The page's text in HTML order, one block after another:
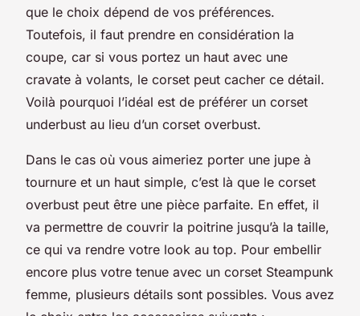
que le choix dépend de vos préférences.
Toutefois, il faut prendre en considération la
coupe, car si vous portez un haut avec une
cravate à volants, le corset peut cacher ce détail.
Voilà pourquoi l’idéal est de préférer un corset
underbust au lieu d’un corset overbust.
Dans le cas où vous aimeriez porter une jupe à
tournure et un haut simple, c’est là que le corset
overbust peut être une pièce parfaite. En effet, il
va permettre de couvrir la poitrine jusqu’à la taille,
ce qui va rendre votre look au top. Pour embellir
encore plus votre tenue avec un corset Steampunk
femme, plusieurs détails sont possibles. Vous avez